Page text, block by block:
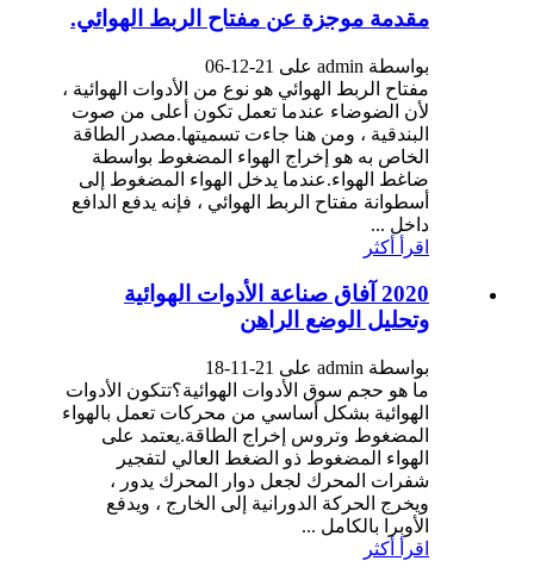
مقدمة موجزة عن مفتاح الربط الهوائي.
بواسطة admin على 21-12-06
مفتاح الربط الهوائي هو نوع من الأدوات الهوائية ،
لأن الضوضاء عندما تعمل تكون أعلى من صوت
البندقية ، ومن هنا جاءت تسميتها.مصدر الطاقة
الخاص به هو إخراج الهواء المضغوط بواسطة
ضاغط الهواء.عندما يدخل الهواء المضغوط إلى
أسطوانة مفتاح الربط الهوائي ، فإنه يدفع الدافع
داخل ...
اقرأ أكثر
2020 آفاق صناعة الأدوات الهوائية
وتحليل الوضع الراهن
بواسطة admin على 21-11-18
ما هو حجم سوق الأدوات الهوائية؟تتكون الأدوات
الهوائية بشكل أساسي من محركات تعمل بالهواء
المضغوط وتروس إخراج الطاقة.يعتمد على
الهواء المضغوط ذو الضغط العالي لتفجير
شفرات المحرك لجعل دوار المحرك يدور ،
ويخرج الحركة الدورانية إلى الخارج ، ويدفع
الأوبرا بالكامل ...
اقرأ أكثر